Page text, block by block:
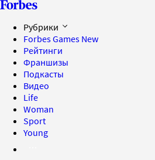
Рубрики
Forbes Games New
Рейтинги
Франшизы
Подкасты
Видео
Life
Woman
Sport
Young